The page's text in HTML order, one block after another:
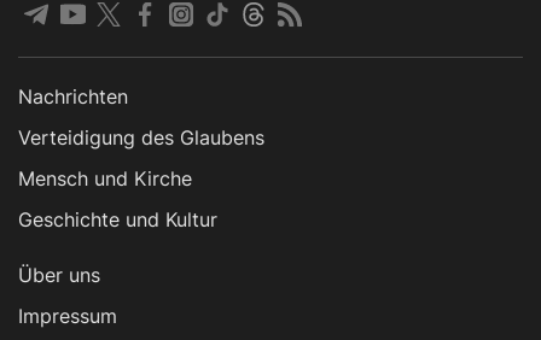
Nachrichten
Verteidigung des Glaubens
Mensch und Kirche
Geschichte und Kultur
Über uns
Impressum